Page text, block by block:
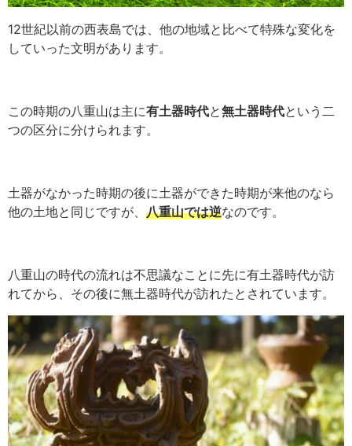
12世紀以前の西表島では、他の地域と比べて特殊な変化を
していった文明があります。
この時期の八重山は主に有土器時代と無土器時代という二
つの区分に分けられます。
土器がなかった時期の後に土器ができた時期が来他のなら
他の土地と同じですが、 八重山では逆なのです。
八重山の時代の流れは不思議なことに先に有土器時代が訪
れてから、その後に無土器時代が訪れたとされています。